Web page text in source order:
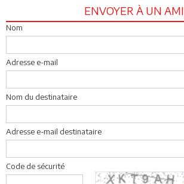
ENVOYER À UN AMI
Nom
Adresse e-mail
Nom du destinataire
Adresse e-mail destinataire
Code de sécurité